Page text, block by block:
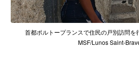
首都ポルトープランスで住民の戸別訪問
MSF/Lunos Saint-